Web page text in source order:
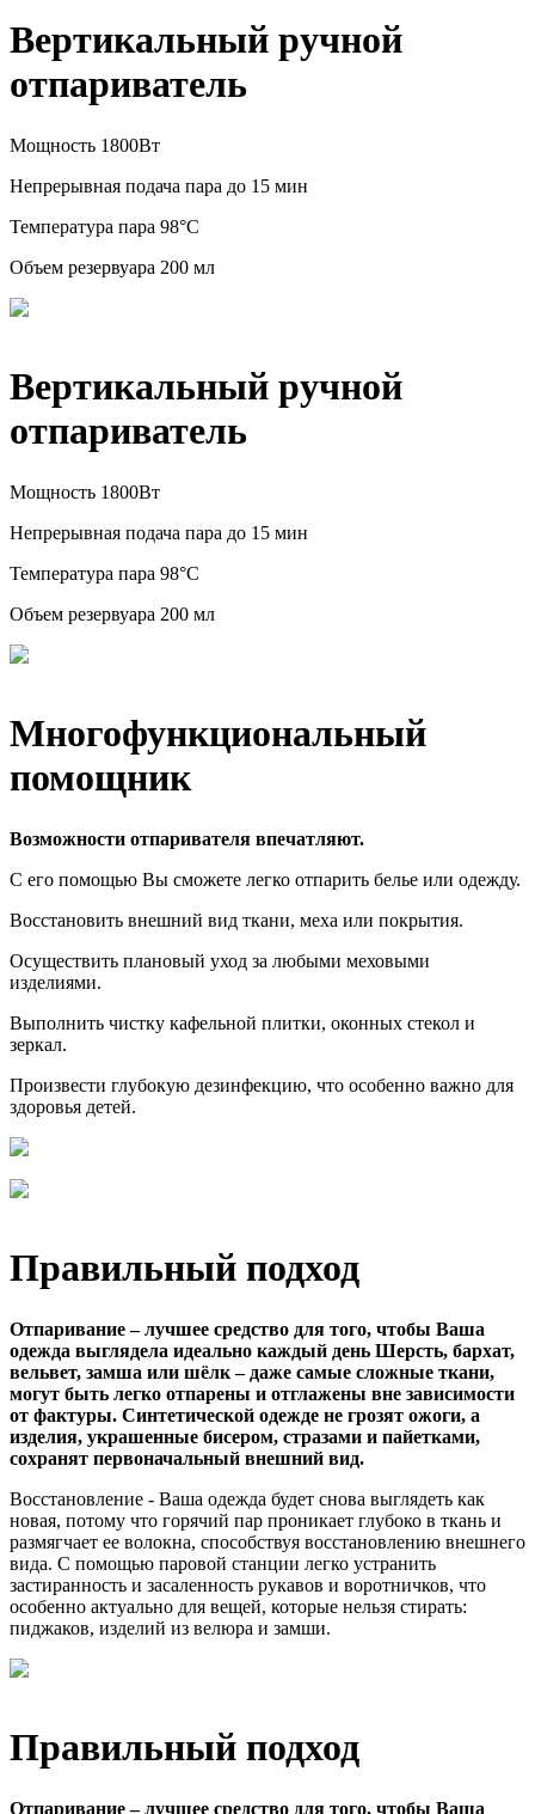
Вертикальный ручной
отпариватель
Мощность 1800Вт
Непрерывная подача пара до 15 мин
Температура пара 98°C
Объем резервуара 200 мл
Вертикальный ручной
отпариватель
Мощность 1800Вт
Непрерывная подача пара до 15 мин
Температура пара 98°C
Объем резервуара 200 мл
Многофункциональный
помощник
Возможности отпаривателя впечатляют.
С его помощью Вы сможете легко отпарить белье или одежду.
Восстановить внешний вид ткани, меха или покрытия.
Осуществить плановый уход за любыми меховыми
изделиями.
Выполнить чистку кафельной плитки, оконных стекол и
зеркал.
Произвести глубокую дезинфекцию, что особенно важно для
здоровья детей.
Правильный подход
Отпаривание – лучшее средство для того, чтобы Ваша
одежда выглядела идеально каждый день Шерсть, бархат,
вельвет, замша или шёлк – даже самые сложные ткани,
могут быть легко отпарены и отглажены вне зависимости
от фактуры. Синтетической одежде не грозят ожоги, а
изделия, украшенные бисером, стразами и пайетками,
сохранят первоначальный внешний вид.
Восстановление - Ваша одежда будет снова выглядеть как
новая, потому что горячий пар проникает глубоко в ткань и
размягчает ее волокна, способствуя восстановлению внешнего
вида. С помощью паровой станции легко устранить
застиранность и засаленность рукавов и воротничков, что
особенно актуально для вещей, которые нельзя стирать:
пиджаков, изделий из велюра и замши.
Правильный подход
Отпаривание – лучшее средство для того, чтобы Ваша